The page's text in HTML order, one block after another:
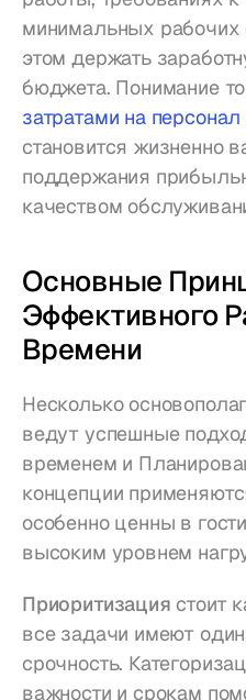
минимальных рабочих
этом держать
затратами на
становится жизненно
поддержания
качеством
Основные
Эффективного
Времени
Несколько
ведут успешные
временем и
концепции
особенно ценны в
высоким уровнем
Приоритизация стоит
все задачи имеют
срочность.
важности и срокам